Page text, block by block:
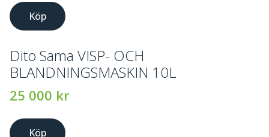
Köp
Dito Sama VISP- OCH
BLANDNINGSMASKIN 10L
25 000 kr
Köp